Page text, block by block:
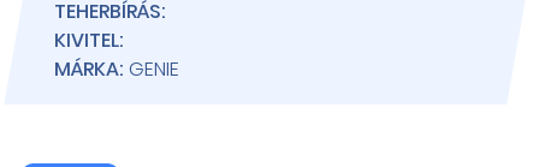
TEHERBÍRÁS:
KIVITEL:
MÁRKA: GENIE